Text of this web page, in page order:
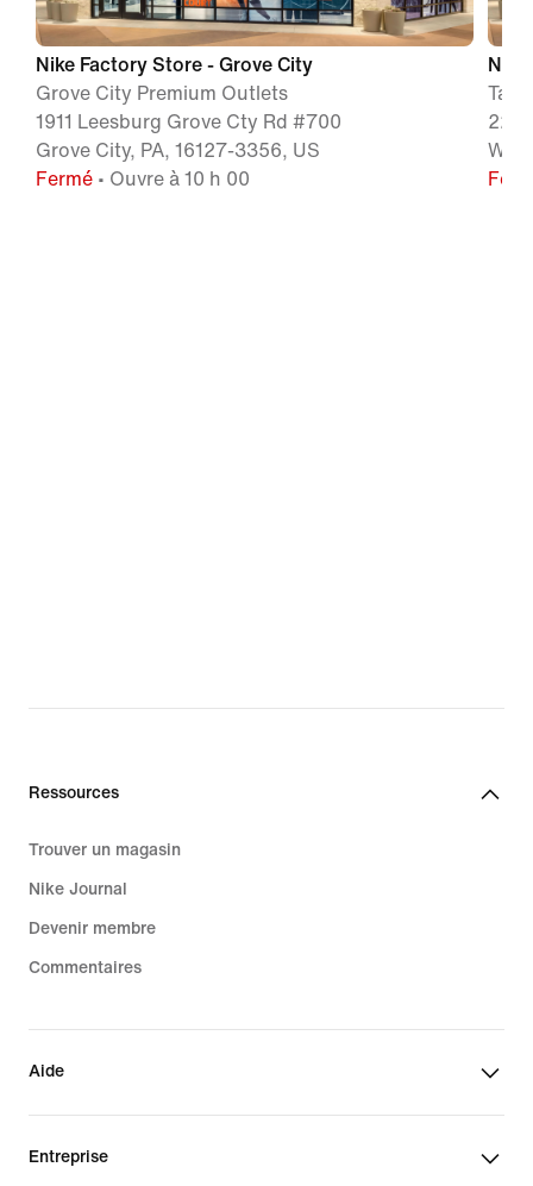
Nike Factory Store - Grove City
Grove City Premium Outlets
1911 Leesburg Grove Cty Rd #700
Grove City, PA, 16127-3356, US
Fermé • Ouvre à 10 h 00
Ressources
Trouver un magasin
Nike Journal
Devenir membre
Commentaires
Aide
Entreprise